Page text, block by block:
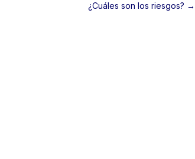
¿Cuáles son los riesgos? →